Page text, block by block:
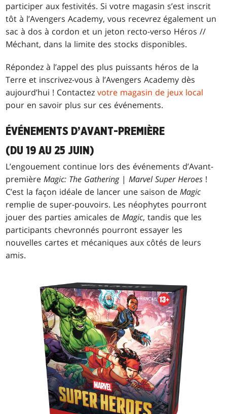
participer aux festivités. Si votre magasin s’est inscrit
tôt à l’Avengers Academy, vous recevrez également un
sac à dos à cordon et un jeton recto-verso Héros //
Méchant, dans la limite des stocks disponibles.
Répondez à l’appel des plus puissants héros de la
Terre et inscrivez-vous à l’Avengers Academy dès
aujourd’hui ! Contactezvotre magasin de jeux local
pour en savoir plus sur ces événements.
ÉVÉNEMENTS D’AVANT-PREMIÈRE
(DU 19 AU 25 JUIN)
L’engouement continue lors des événements d’Avant-
premièreMagic: The Gathering|Marvel Super Heroes !
C’est la façon idéale de lancer une saison deMagic
remplie de super-pouvoirs. Les néophytes pourront
jouer des parties amicales deMagic, tandis que les
participants chevronnés pourront essayer les
nouvelles cartes et mécaniques aux côtés de leurs
amis.